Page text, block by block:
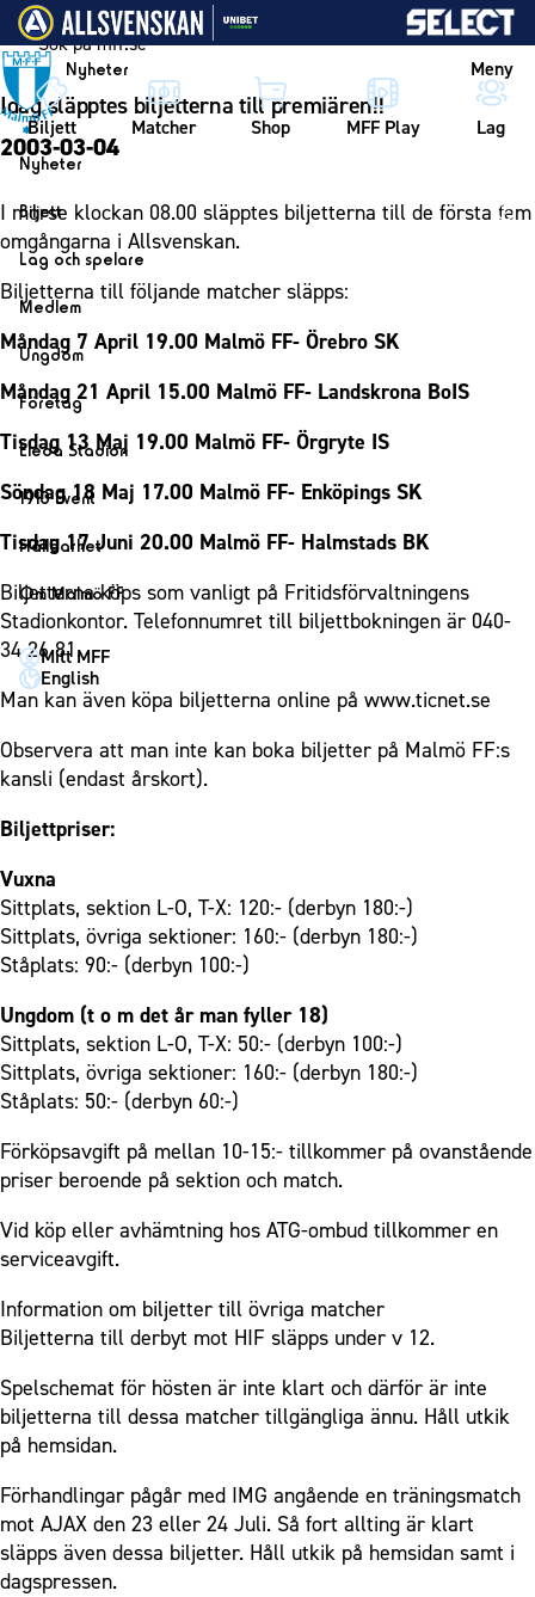
Vidare till innehållet
Nyheter Meny
Biljett Matcher Shop MFF Play Lag
Nyheter
Nyheter
Kalender
Biljett
Biljett
Årskort herr
Mitt MFF
Biljetter till bortamatcher
Biljettvillkor
Lag och spelare
Lag
Herrlaget
Spelare
Ledarstab
Damlaget
Spelare
Medlem
Medlemskap i Malmö FF
Årsmöte 2026
Ungdom
MFF Ungdom
Sommarfotboll
Fotbollsskolan
Fotbollsnätverket
P19
F19
P17
F17
Företag
Bli företagspartner
Nätverket
Partner dam
Eleda Stadion
Eleda Stadion
MFF-museet & rundvandringar
1910 Event
1910 Event
Konferens
Möte
Mässa
Julshow
Vanliga frågor om 1910 Event
Hållbarhet
Hållbarhet
Himmelsblå framtid – en match för miljön
MFF i samhället
Laget för alla
Himmelsblå Tillsammans
Skolakademier
Fonder
Om Malmö FF
Om Malmö FF
Kontakt
Press och media
Historik – herrlaget
Historik – damlaget
Närstående organisationer
Personuppgiftspolicy
Mitt MFF
English
Idag släpptes biljetterna till premiären!!
2003-03-04
I morse klockan 08.00 släpptes biljetterna till de första fem
omgångarna i Allsvenskan.
Biljetterna till följande matcher släpps:
Måndag 7 April 19.00 Malmö FF- Örebro SK
Måndag 21 April 15.00 Malmö FF- Landskrona BoIS
Tisdag 13 Maj 19.00 Malmö FF- Örgryte IS
Söndag 18 Maj 17.00 Malmö FF- Enköpings SK
Tisdag 17 Juni 20.00 Malmö FF- Halmstads BK
Biljetterna köps som vanligt på Fritidsförvaltningens
Stadionkontor. Telefonnumret till biljettbokningen är 040-
34 26 81.
Man kan även köpa biljetterna online på www.ticnet.se
Observera att man inte kan boka biljetter på Malmö FF:s
kansli (endast årskort).
Biljettpriser:
Vuxna
Sittplats, sektion L-O, T-X: 120:- (derbyn 180:-)
Sittplats, övriga sektioner: 160:- (derbyn 180:-)
Ståplats: 90:- (derbyn 100:-)
Ungdom (t o m det år man fyller 18)
Sittplats, sektion L-O, T-X: 50:- (derbyn 100:-)
Sittplats, övriga sektioner: 160:- (derbyn 180:-)
Ståplats: 50:- (derbyn 60:-)
Förköpsavgift på mellan 10-15:- tillkommer på ovanstående
priser beroende på sektion och match.
Vid köp eller avhämtning hos ATG-ombud tillkommer en
serviceavgift.
Information om biljetter till övriga matcher
Biljetterna till derbyt mot HIF släpps under v 12.
Spelschemat för hösten är inte klart och därför är inte
biljetterna till dessa matcher tillgängliga ännu. Håll utkik
på hemsidan.
Förhandlingar pågår med IMG angående en träningsmatch
mot AJAX den 23 eller 24 Juli. Så fort allting är klart
släpps även dessa biljetter. Håll utkik på hemsidan samt i
dagspressen.